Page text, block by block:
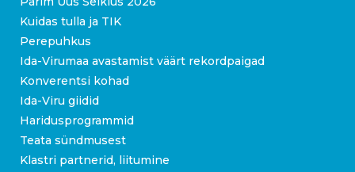
Kuidas tulla ja TIK
Perepuhkus
Ida-Virumaa avastamist väärt rekordpaigad
Konverentsi kohad
Ida-Viru giidid
Haridusprogrammid
Teata sündmusest
Klastri partnerid, liitumine